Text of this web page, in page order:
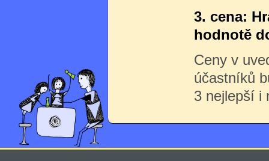
3. cena:
hodnotě
Ceny v
účastníků
3 nejlepší i